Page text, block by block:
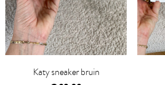
Katy sneaker bruin